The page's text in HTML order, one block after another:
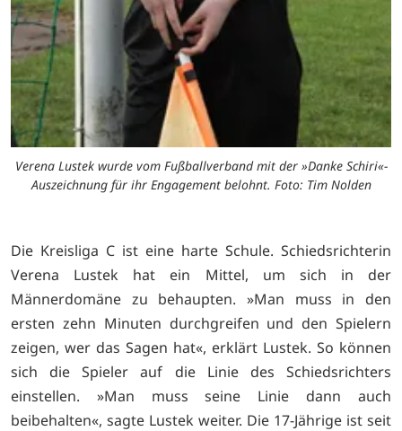
Verena Lustek wurde vom Fußballverband mit der »Danke Schiri«-
Auszeichnung für ihr Engagement belohnt. Foto: Tim Nolden
Die Kreisliga C ist eine harte Schule. Schiedsrichterin
Verena Lustek hat ein Mittel, um sich in der
Männerdomäne zu behaupten. »Man muss in den
ersten zehn Minuten durchgreifen und den Spielern
zeigen, wer das Sagen hat«, erklärt Lustek. So können
sich die Spieler auf die Linie des Schiedsrichters
einstellen. »Man muss seine Linie dann auch
beibehalten«, sagte Lustek weiter. Die 17-Jährige ist seit